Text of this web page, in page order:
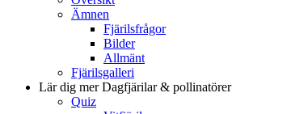
Ämnen
Fjärilsfrågor
Bilder
Allmänt
Fjärilsgalleri
Lär dig merDagfjärilar & pollinatörer
Quiz